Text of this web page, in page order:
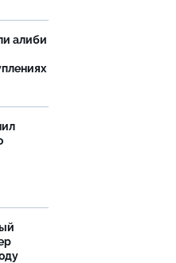
алиби